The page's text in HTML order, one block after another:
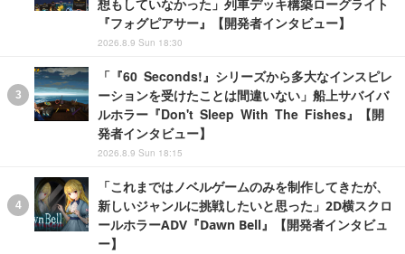
想もしていなかった」列車デッキ構築ローグライト
『フォグピアサー』【開発者インタビュー】
2026.8.9 Sun 18:30
「『60 Seconds!』シリーズから多大なインスピレ
ーションを受けたことは間違いない」船上サバイバ
ルホラー『Don't Sleep With The Fishes』【開
発者インタビュー】
2026.8.9 Sun 18:15
「これまではノベルゲームのみを制作してきたが、
新しいジャンルに挑戦したいと思った」2D横スクロ
ールホラーADV『Dawn Bell』【開発者インタビュ
ー】